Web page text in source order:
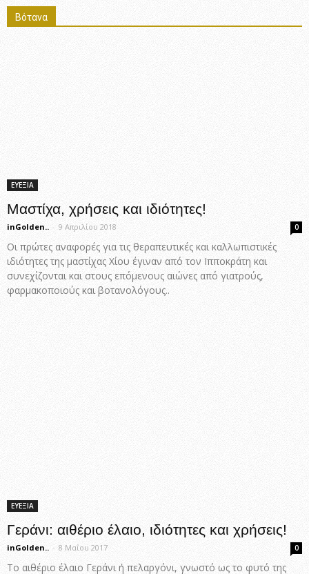
Βότανα
ΕΥΕΞΙΑ
Μαστίχα, χρήσεις και ιδιότητες!
inGolden.. - 9 Απριλίου 2018 0
Οι πρώτες αναφορές για τις θεραπευτικές και καλλωπιστικές
ιδιότητες της μαστίχας Χίου έγιναν από τον Ιπποκράτη και
συνεχίζονται και στους επόμενους αιώνες από γιατρούς,
φαρμακοποιούς και βοτανολόγους..
ΕΥΕΞΙΑ
Γεράνι: αιθέριο έλαιο, ιδιότητες και χρήσεις!
inGolden.. - 8 Μαΐου 2017 0
Το αιθέριο έλαιο Γεράνι ή πελαργόνι, γνωστό ως το φυτό της